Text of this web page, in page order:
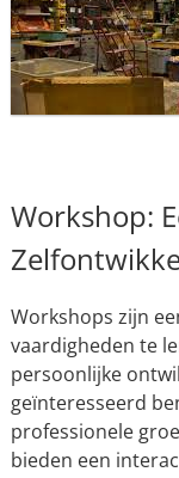
Workshop:
Workshops zijn
vaardigheden te
persoonlijke
geïnteresseerd
professionele
bieden een